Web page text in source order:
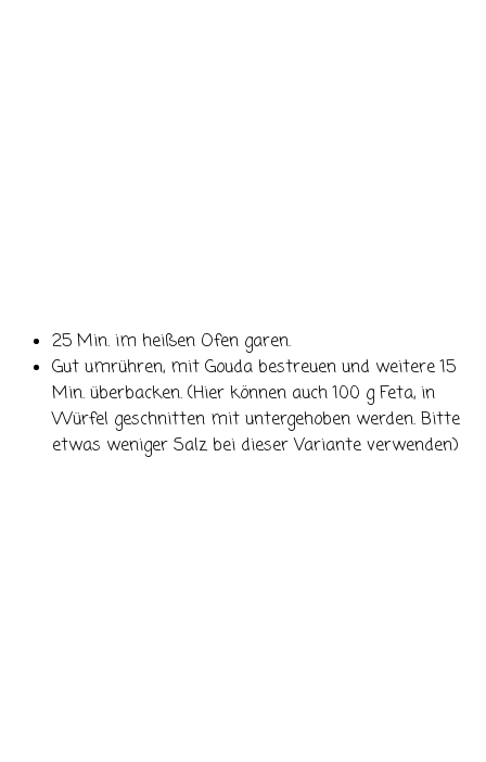
25 Min. im heißen Ofen garen.
Gut umrühren, mit Gouda bestreuen und weitere 15
Min. überbacken. (Hier können auch 100 g Feta, in
Würfel geschnitten mit untergehoben werden. Bitte
etwas weniger Salz bei dieser Variante verwenden)